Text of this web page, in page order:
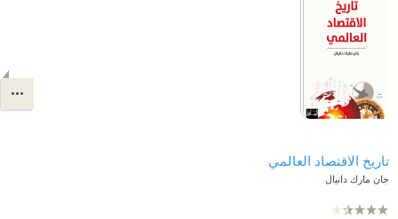
تاريخ الاقتصاد العالمي
جان مارك دانيال